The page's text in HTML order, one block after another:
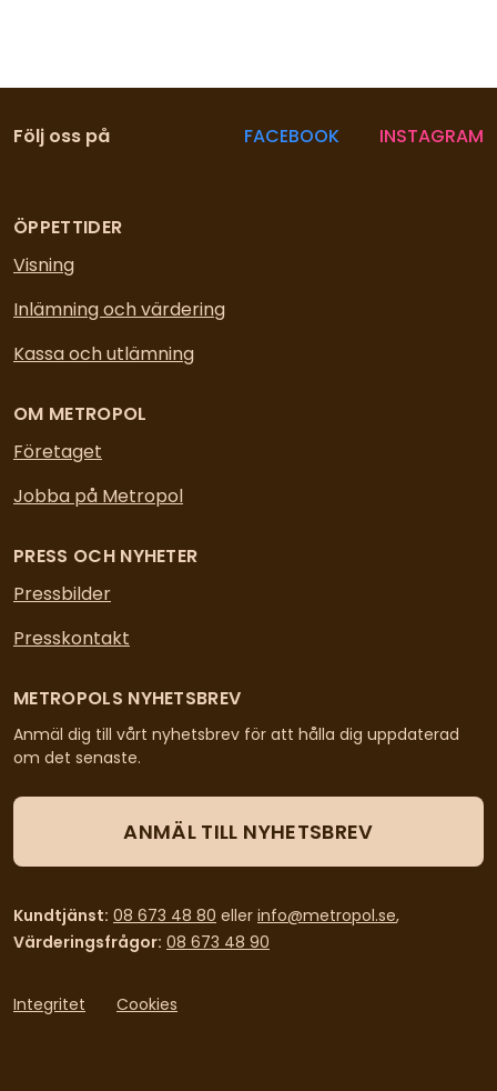
Följ oss på FACEBOOK INSTAGRAM
ÖPPETTIDER
Visning
Inlämning och värdering
Kassa och utlämning
OM METROPOL
Företaget
Jobba på Metropol
PRESS OCH NYHETER
Pressbilder
Presskontakt
METROPOLS NYHETSBREV
Anmäl dig till vårt nyhetsbrev för att hålla dig uppdaterad
om det senaste.
ANMÄL TILL NYHETSBREV
Kundtjänst: 08 673 48 80 eller info@metropol.se,
Värderingsfrågor: 08 673 48 90
Integritet Cookies